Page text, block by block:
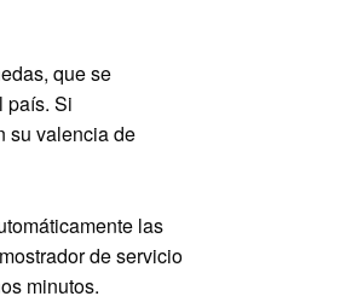
que se
país. Si
su valencia de
las
de servicio
minutos.